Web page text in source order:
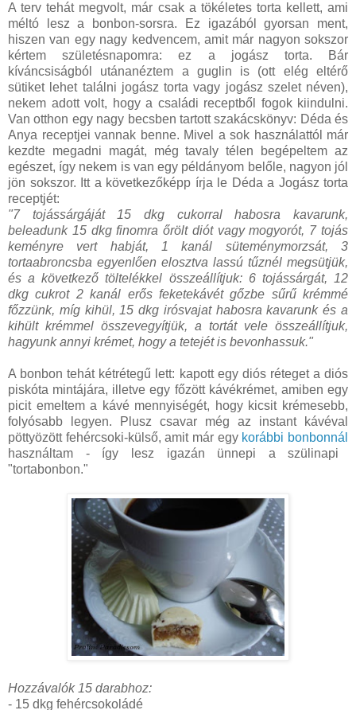
A terv tehát megvolt, már csak a tökéletes torta kellett, ami
méltó lesz a bonbon-sorsra. Ez igazából gyorsan ment,
hiszen van egy nagy kedvencem, amit már nagyon sokszor
kértem születésnapomra: ez a jogász torta. Bár
kíváncsiságból utánanéztem a guglin is (ott elég eltérő
sütiket lehet találni jogász torta vagy jogász szelet néven),
nekem adott volt, hogy a családi receptből fogok kiindulni.
Van otthon egy nagy becsben tartott szakácskönyv: Déda és
Anya receptjei vannak benne. Mivel a sok használattól már
kezdte megadni magát, még tavaly télen begépeltem az
egészet, így nekem is van egy példányom belőle, nagyon jól
jön sokszor. Itt a következőképp írja le Déda a Jogász torta
receptjét:
"7 tojássárgáját 15 dkg cukorral habosra kavarunk,
beleadunk 15 dkg finomra őrölt diót vagy mogyorót, 7 tojás
keményre vert habját, 1 kanál süteménymorzsát, 3
tortaabroncsba egyenlően elosztva lassú tűznél megsütjük,
és a következő töltelékkel összeállítjuk: 6 tojássárgát, 12
dkg cukrot 2 kanál erős feketekávét gőzbe sűrű krémmé
főzzünk, míg kihül, 15 dkg irósvajat habosra kavarunk és a
kihült krémmel összevegyítjük, a tortát vele összeállítjuk,
hagyunk annyi krémet, hogy a tetejét is bevonhassuk."
A bonbon tehát kétrétegű lett: kapott egy diós réteget a diós
piskóta mintájára, illetve egy főzött kávékrémet, amiben egy
picit emeltem a kávé mennyiségét, hogy kicsit krémesebb,
folyósabb legyen. Plusz csavar még az instant kávéval
pöttyözött fehércsoki-külső, amit már egy korábbi bonbonnál
használtam - így lesz igazán ünnepi a szülinapi
"tortabonbon."
Hozzávalók 15 darabhoz:
- 15 dkg fehércsokoládé